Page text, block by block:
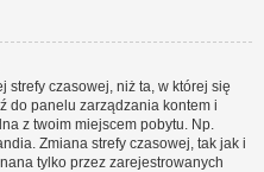
strefy czasowej, niż ta, w której się
do panelu zarządzania kontem i
z twoim miejscem pobytu. Np.
Zmiana strefy czasowej, tak jak i
tylko przez zarejestrowanych